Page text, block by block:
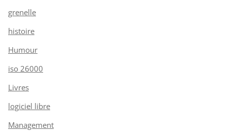
grenelle
histoire
Humour
iso 26000
Livres
logiciel libre
Management